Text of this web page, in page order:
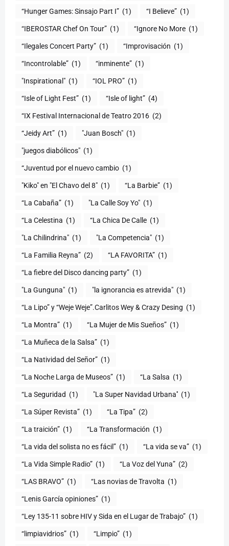
(1) “I Believe” (1)
“IBEROSTAR Chef On Tour” (1) “Ignore No More (1)
“Ilegales Concert Party” (1) “Improvisación (1)
“Incontrolable” (1) “inminente” (1)
"Inspirational" (1) “IOL PRO” (1)
“Isle of Light Fest” (1) “Isle of light” (4)
“IX Festival Internacional de Teatro 2016 (2)
“Jeidy Art” (1) "Juan Bosch" (1)
"juegos diabólicos" (1)
“Juventud por el nuevo cambio (1)
"Kiko" en "El Chavo del 8" (1) “La Barbie” (1)
“La Cabaña” (1) "La Calle Soy Yo" (1)
“La Celestina (1) “La Chica De Calle (1)
"La Chilindrina" (1) "La Competencia" (1)
“La Familia Reyna” (2) “LA FAVORITA” (1)
“La fiebre del Disco dancing party” (1)
(1) "la ignorancia es atrevida" (1)
“La Lipo” y “Weje Weje”.Carlitos Wey & Crazy Desing (1)
“La Montra” (1) “La Mujer de Mis Sueños” (1)
“La Muñeca de la Salsa” (1)
“La Natividad del Señor” (1)
“La Noche Larga de Museos” (1) “La Salsa (1)
“La Seguridad (1) "La Super Navidad Urbana'' (1)
“La Súper Revista” (1) “La Tipa” (2)
“La traición” (1) “La Transformación (1)
“La vida del solista no es fácil” (1) “La vida se va” (1)
“La Vida Simple Radio” (1) “La Voz del Yuna” (2)
“LAS BRAVO” (1) “Las novias de Travolta (1)
“Lenis García opiniones” (1)
“Ley 135-11 sobre HIV y Sida en el Lugar de Trabajo” (1)
“limpiavidrios” (1) “Limpio” (1)